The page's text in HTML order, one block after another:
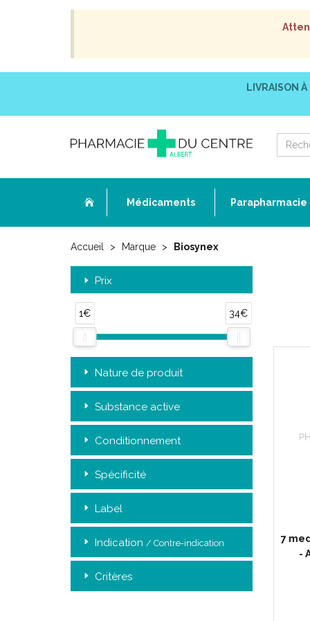
LIVRAISON À
Médicaments Parapharmacie
Accueil Marque Biosynex
Prix
1€ 34€
Nature de produit
Substance active
Conditionnement
Spécificité
Label
Indication / Contre-indication
Critères
7
-